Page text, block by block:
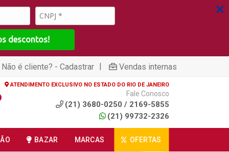
descontos!
Não é cliente? - Cadastrar | Vendas internas
ATENDIMENTO EXCLUSIVO NO ESTADO DO RIO DE JANEIRO
Fale Conosco
(21) 3680-0250 / 2169-5855
(21) 99732-2326
BAZAR MARCAS OFERTAS